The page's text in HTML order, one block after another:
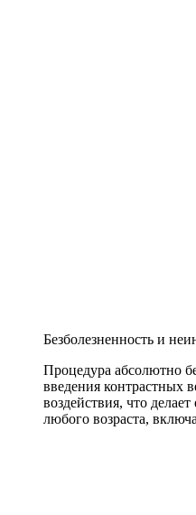
Безболезненность и
Процедура абсолютно
введения контрастных
воздействия, что
любого возраста,